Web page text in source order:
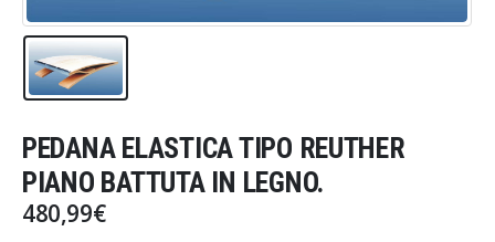
PEDANA ELASTICA TIPO REUTHER
PIANO BATTUTA IN LEGNO.
480,99€